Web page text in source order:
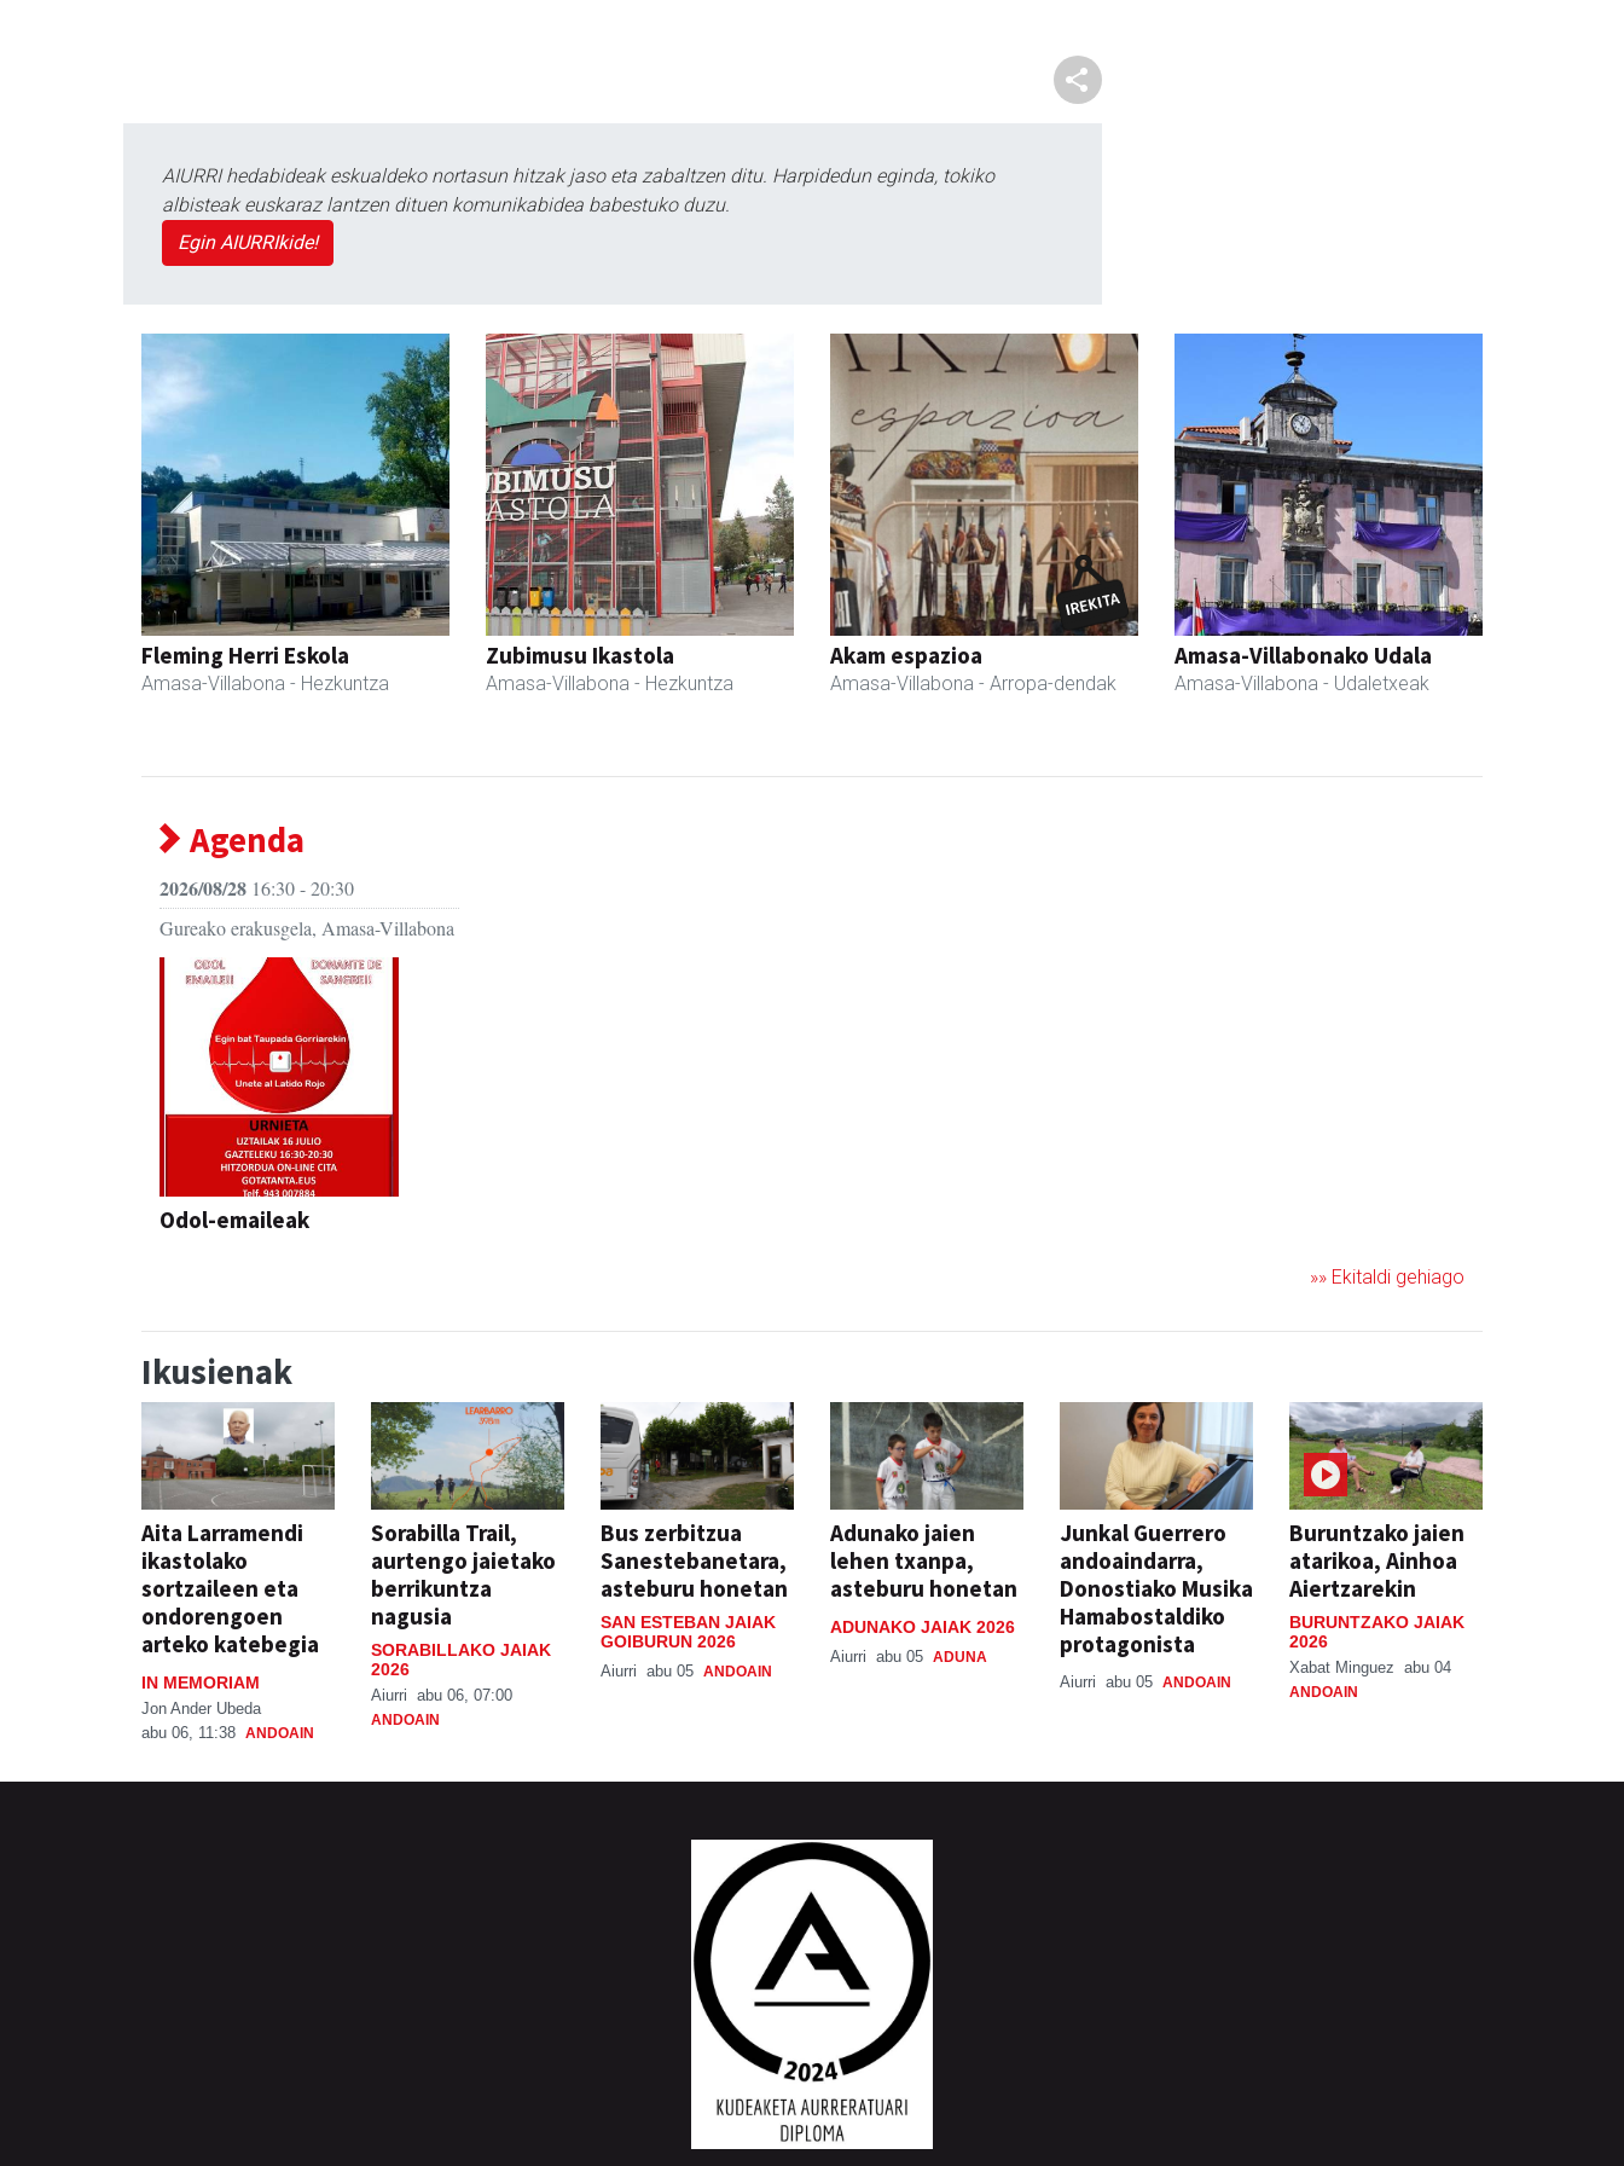
AIURRI hedabideak eskualdeko nortasun hitzak jaso eta zabaltzen ditu. Harpidedun eginda, tokiko
albisteak euskaraz lantzen dituen komunikabidea babestuko duzu.
Egin AIURRIkide!
Fleming Herri Eskola
Amasa-Villabona - Hezkuntza
Zubimusu Ikastola
Amasa-Villabona - Hezkuntza
Akam espazioa
Amasa-Villabona - Arropa-dendak
Amasa-Villabonako Udala
Amasa-Villabona - Udaletxeak
Agenda
2026/08/28 16:30 - 20:30
Gureako erakusgela, Amasa-Villabona
Odol-emaileak
»» Ekitaldi gehiago
Ikusienak
Aita Larramendi
ikastolako
sortzaileen eta
ondorengoen
arteko katebegia
IN MEMORIAM
Jon Ander Ubeda
abu 06, 11:38 ANDOAIN
Sorabilla Trail,
aurtengo jaietako
berrikuntza
nagusia
SORABILLAKO JAIAK
2026
Aiurri abu 06, 07:00
ANDOAIN
Bus zerbitzua
Sanestebanetara,
asteburu honetan
SAN ESTEBAN JAIAK
GOIBURUN 2026
Aiurri abu 05 ANDOAIN
Adunako jaien
lehen txanpa,
asteburu honetan
ADUNAKO JAIAK 2026
Aiurri abu 05 ADUNA
Junkal Guerrero
andoaindarra,
Donostiako Musika
Hamabostaldiko
protagonista
Aiurri abu 05 ANDOAIN
Buruntzako jaien
atarikoa, Ainhoa
Aiertzarekin
BURUNTZAKO JAIAK
2026
Xabat Minguez abu 04
ANDOAIN